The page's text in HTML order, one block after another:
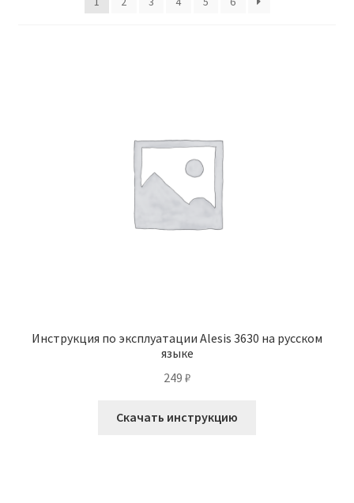
Инструкция по эксплуатации Alesis 3630 на русском
языке
249 ₽
Скачать инструкцию